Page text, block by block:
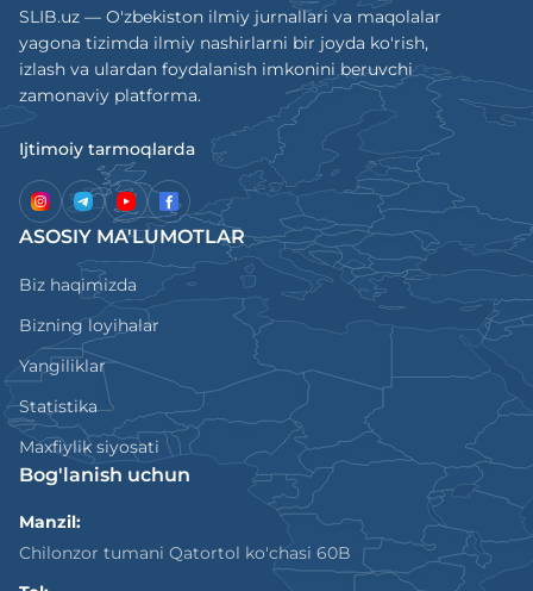
SLIB.uz — O'zbekiston ilmiy jurnallari va maqolalar
yagona tizimda ilmiy nashirlarni bir joyda ko'rish,
izlash va ulardan foydalanish imkonini beruvchi
zamonaviy platforma.
Ijtimoiy tarmoqlarda
ASOSIY MA'LUMOTLAR
Biz haqimizda
Bizning loyihalar
Yangiliklar
Statistika
Maxfiylik siyosati
Bog'lanish uchun
Manzil:
Chilonzor tumani Qatortol ko'chasi 60B